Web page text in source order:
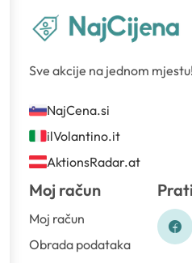
Sve akcije na jednom mjestu!
NajCena.si
ilVolantino.it
AktionsRadar.at
Moj račun
Moj račun
Obrada podataka